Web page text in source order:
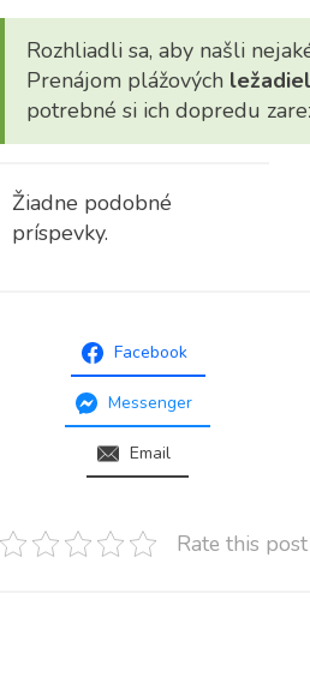
Rozhliadli sa, aby našli
Prenájom plážových ležadiel
potrebné si ich dopredu
Žiadne podobné
príspevky.
Facebook
Messenger
Email
Rate this post